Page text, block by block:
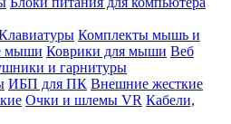
Комплекты мышь и
мыши Коврики для мыши Веб
и гарнитуры
ИБП для ПК Внешние жесткие
Очки и шлемы VR Кабели,